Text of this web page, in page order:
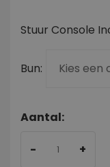
Stuur Console
Bun
Aantal:
- +